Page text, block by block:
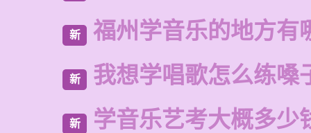
新 福州学音乐的地方有
新 我想学唱歌怎么练嗓
新 学音乐艺考大概多少